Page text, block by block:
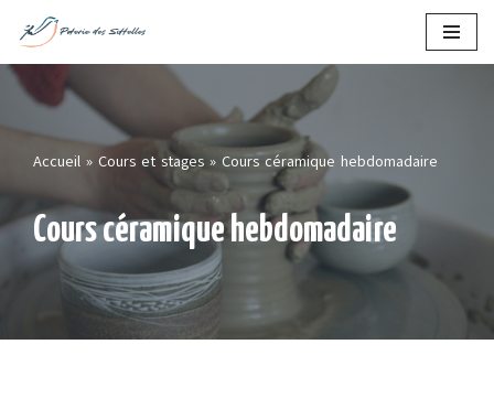
Skip
to
content
Accueil » Cours et stages » Cours céramique hebdomadaire
Cours céramique hebdomadaire